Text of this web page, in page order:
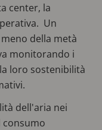
center, la
Un
della metà
monitorando i
loro sostenibilità
dell'aria nei
consumo